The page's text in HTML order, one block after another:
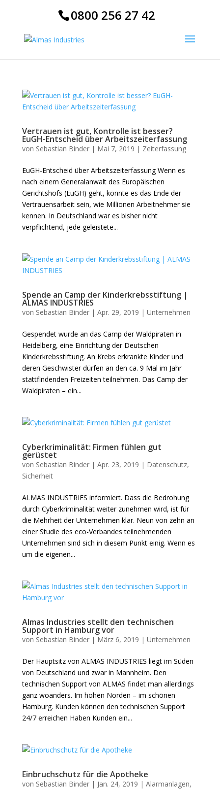
0800 256 27 42
Vertrauen ist gut, Kontrolle ist besser?
EuGH-Entscheid über Arbeitszeiterfassung
von Sebastian Binder| Mai 7, 2019 | Zeiterfassung
EuGH-Entscheid über Arbeitszeiterfassung Wenn es
nach einem Generalanwalt des Europäischen
Gerichtshofs (EuGH) geht, könnte es das Ende der
Vertrauensarbeit sein, wie Millionen Arbeitnehmer sie
kennen. In Deutschland war es bisher nicht
verpflichtend, jede geleistete...
Spende an Camp der Kinderkrebsstiftung |
ALMAS INDUSTRIES
von Sebastian Binder| Apr. 29, 2019 | Unternehmen
Gespendet wurde an das Camp der Waldpiraten in
Heidelberg, eine Einrichtung der Deutschen
Kinderkrebsstiftung. An Krebs erkrankte Kinder und
deren Geschwister dürfen an den ca. 9 Mal im Jahr
stattfindenden Freizeiten teilnehmen. Das Camp der
Waldpiraten – ein...
Cyberkriminalität: Firmen fühlen gut
gerüstet
von Sebastian Binder| Apr. 23, 2019 | Datenschutz,
Sicherheit
ALMAS INDUSTRIES informiert. Dass die Bedrohung
durch Cyberkriminalität weiter zunehmen wird, ist für
die Mehrheit der Unternehmen klar. Neun von zehn an
einer Studie des eco-Verbandes teilnehmenden
Unternehmen sind sich in diesem Punkt einig. Wenn es
um die eigenen...
Almas Industries stellt den technischen
Support in Hamburg vor
von Sebastian Binder| März 6, 2019 | Unternehmen
Der Hauptsitz von ALMAS INDUSTRIES liegt im Süden
von Deutschland und zwar in Mannheim. Den
technischen Support von ALMAS findet man allerdings
ganz woanders. Im hohen Norden – im schönen
Hamburg. Kunden können den technischen Support
24/7 erreichen Haben Kunden ein...
Einbruchschutz für die Apotheke
von Sebastian Binder| Jan. 24, 2019 | Alarmanlagen,